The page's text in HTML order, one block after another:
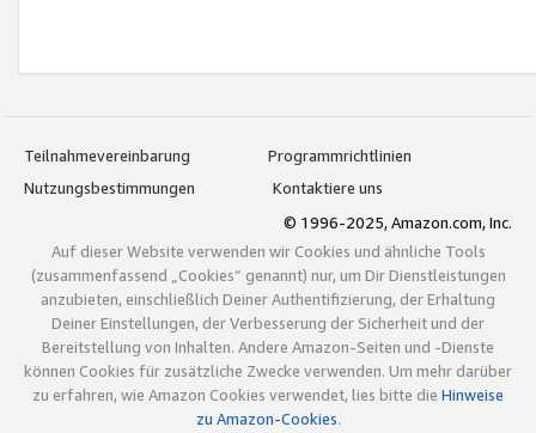
Teilnahmevereinbarung
Programmrichtlinien
Nutzungsbestimmungen
Kontaktiere uns
© 1996-2025, Amazon.com, Inc.
Auf dieser Website verwenden wir Cookies und ähnliche Tools
(zusammenfassend „Cookies“ genannt) nur, um Dir Dienstleistungen
anzubieten, einschließlich Deiner Authentifizierung, der Erhaltung
Deiner Einstellungen, der Verbesserung der Sicherheit und der
Bereitstellung von Inhalten. Andere Amazon-Seiten und -Dienste
können Cookies für zusätzliche Zwecke verwenden. Um mehr darüber
zu erfahren, wie Amazon Cookies verwendet, lies bitte die Hinweise
zu Amazon-Cookies.